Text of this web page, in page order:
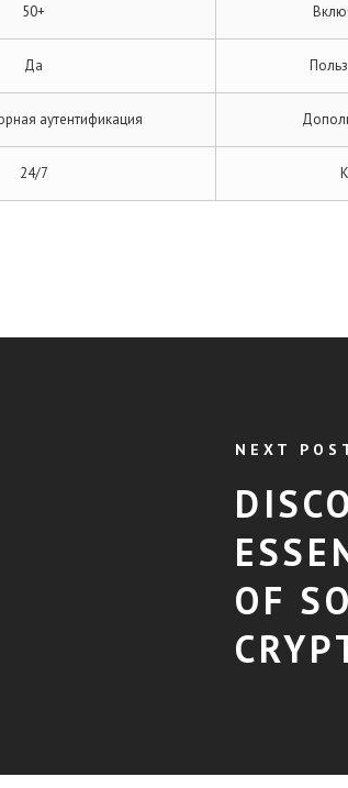
50+
Да
аутентификация
24/7
NEXT
OF